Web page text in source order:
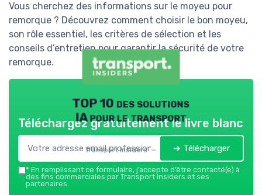
Vous cherchez des informations sur le moyeu pour
remorque ? Découvrez comment choisir le bon moyeu,
son rôle essentiel, les critères de sélection et les
conseils d’entretien pour garantir la sécurité de votre
remorque.
TOP 10 des solutions
IA pour le transport
Transport Insiders — 2026
Téléchargez gratuitement le livre blanc
➔ Télécharger
* En remplissant ce formulaire, j’accepte d’être contacté(e) à
des fins commerciales par Transport Insiders et ses
partenaires.